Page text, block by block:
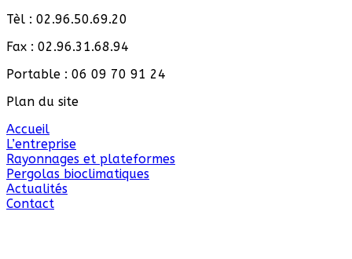
Tèl : 02.96.50.69.20
Fax : 02.96.31.68.94
Portable : 06 09 70 91 24
Plan du site
Accueil
L’entreprise
Rayonnages et plateformes
Pergolas bioclimatiques
Actualités
Contact